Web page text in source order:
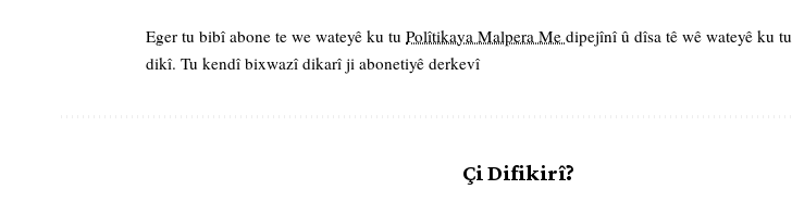
Eger tu bibî abone te we wateyê ku tu Polîtikaya Malpera Me dipejînî û dîsa tê wê wateyê ku tu
dikî. Tu kendî bixwazî dikarî ji abonetiyê derkevî
Çi Difikirî?